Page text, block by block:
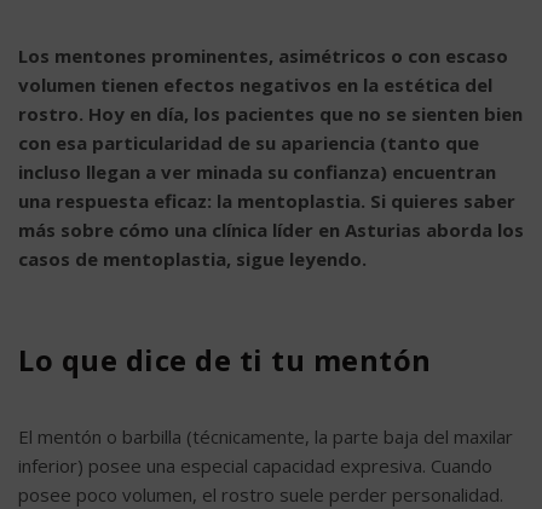
Los mentones prominentes, asimétricos o con escaso
volumen tienen efectos negativos en la estética del
rostro. Hoy en día, los pacientes que no se sienten bien
con esa particularidad de su apariencia (tanto que
incluso llegan a ver minada su confianza) encuentran
una respuesta eficaz: la mentoplastia. Si quieres saber
más sobre cómo una clínica líder en Asturias aborda los
casos de mentoplastia, sigue leyendo.
Lo que dice de ti tu mentón
El mentón o barbilla (técnicamente, la parte baja del maxilar
inferior) posee una especial capacidad expresiva. Cuando
posee poco volumen, el rostro suele perder personalidad.